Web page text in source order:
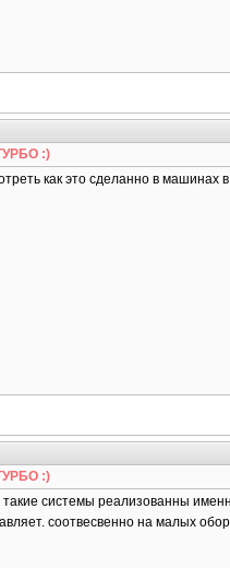
:)
как это сделанно в машинах
:)
такие системы реализованны
соотвесвенно на малых